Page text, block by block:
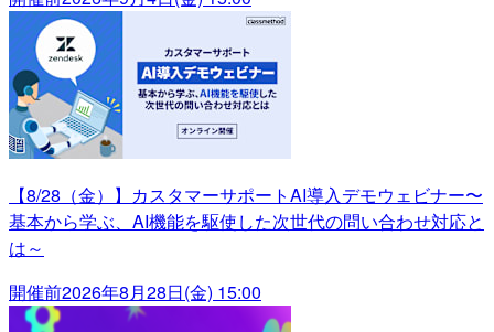
【8/28（金）】カスタマーサポートAI導入デモウェビナー〜
基本から学ぶ、AI機能を駆使した次世代の問い合わせ対応と
は～
開催前2026年8月28日(金) 15:00